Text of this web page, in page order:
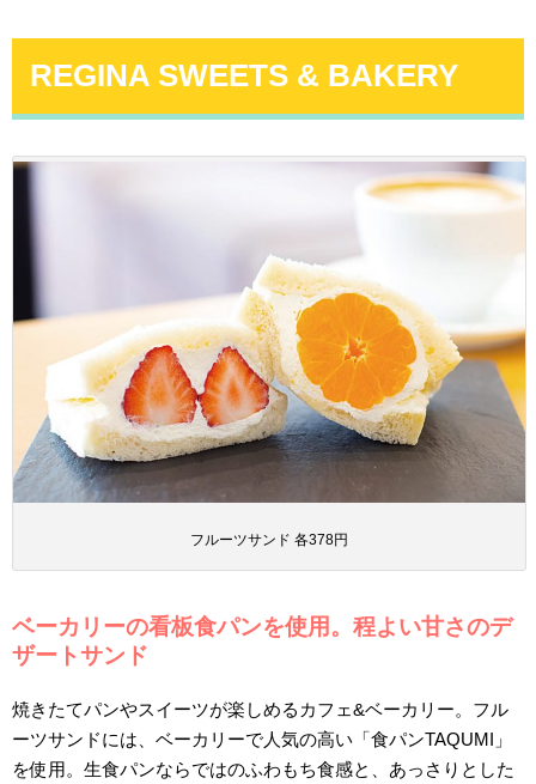
REGINA SWEETS & BAKERY
フルーツサンド 各378円
ベーカリーの看板食パンを使用。程よい甘さのデ
ザートサンド
焼きたてパンやスイーツが楽しめるカフェ&ベーカリー。フル
ーツサンドには、ベーカリーで人気の高い「食パンTAQUMI」
を使用。生食パンならではのふわもち食感と、あっさりとした